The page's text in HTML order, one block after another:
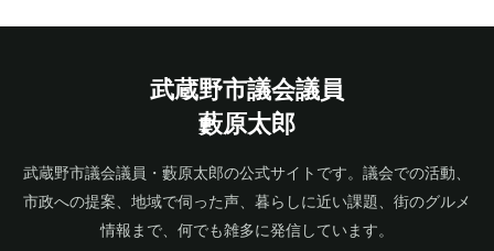
武蔵野市議会議員
藪原太郎
武蔵野市議会議員・藪原太郎の公式サイトです。議会での活動、
市政への提案、地域で伺った声、暮らしに近い課題、街のグルメ
情報まで、何でも雑多に発信しています。